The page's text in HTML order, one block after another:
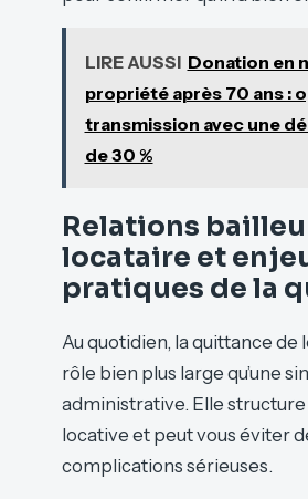
LIRE AUSSI Donation en
propriété après 70 ans :
transmission avec une
de 30 %
Relations
locataire et
pratiques de la
Au quotidien, la quittance de
rôle bien plus large qu’une
administrative. Elle
locative et peut vous éviter
complications sérieuses.